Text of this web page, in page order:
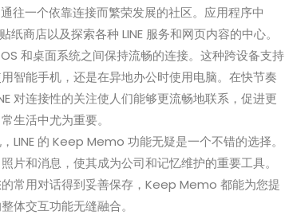
往一个依靠连接而繁荣发展的社区。应用程序中
商店以及探索各种 LINE 服务和网页内容的中心。
和桌面系统之间保持流畅的连接。这种跨设备支持
智能手机，还是在异地办公时使用电脑。在快节奏
对连接性的关注使人们能够更流畅地联系，促进更
生活中尤为重要。
LINE 的 Keep Memo 功能无疑是一个不错的选择。
片和消息，使其成为公司和记忆维护的重要工具。
常用对话得到妥善保存，Keep Memo 都能为您提
体交互功能无缝融合。